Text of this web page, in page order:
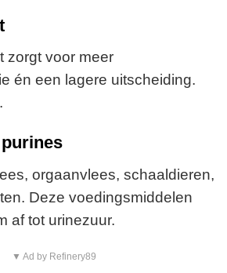
zorgt voor meer
én een lagere uitscheiding.
orgaanvlees, schaaldieren,
Deze voedingsmiddelen
af tot urinezuur.
▼ Ad by Refinery89